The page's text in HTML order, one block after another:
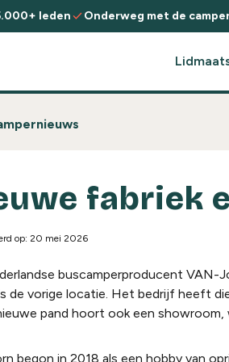
ledencheckOnderweg met de
fabriek
op: 20 mei 2026
buscamperproducent VAN-
de vorige locatie. Het bedrijf heeft
pand hoort ook een showroom,
begon in 2018 als een hobby van